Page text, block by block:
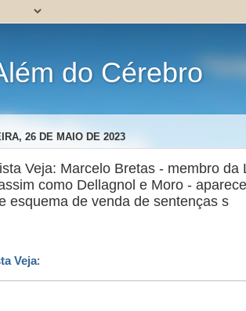
do Cérebro
26 DE MAIO DE 2023
Veja: Marcelo Bretas - membro da
como Dellagnol e Moro -
esquema de venda de sentenças s
Veja: